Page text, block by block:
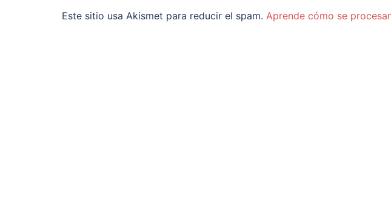
Este sitio usa Akismet para reducir el spam. Aprende cómo se